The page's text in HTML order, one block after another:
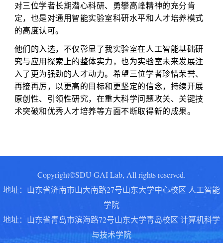
对三位学者长期潜心科研、勇攀高峰精神的充分肯
定，也是对通用智能实验室科研水平和人才培养模式
的高度认可。
他们的入选，不仅彰显了我实验室在人工智能基础研
究与应用探索上的整体实力，也为实验室未来发展注
入了更为强劲的人才动力。希望三位学者珍惜荣誉、
再接再厉，以更高的目标和更坚定的信念，持续开展
原创性、引领性研究，在重大科学问题攻关、关键技
术突破和优秀人才培养等方面不断取得新的成果。
Copyright©SDU GAI Lab, All rights reserved.
地址：山东省济南市山大南路27号山东大学中心校区 人工智能
学院
地址： 山东省青岛市滨海路72号山东大学青岛校区 计算机科学
与技术学院